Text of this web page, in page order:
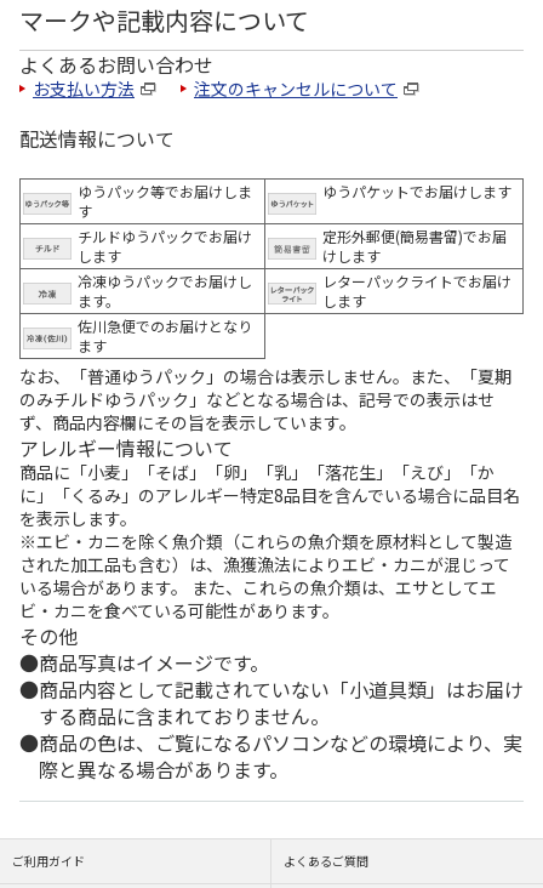
マークや記載内容について
よくあるお問い合わせ
お支払い方法 注文のキャンセルについて
配送情報について
ゆうパック等でお届けしま
す
ゆうパケットでお届けします
チルドゆうパックでお届け
します
定形外郵便(簡易書留)でお届
けします
冷凍ゆうパックでお届けし
ます。
レターパックライトでお届け
します
佐川急便でのお届けとなり
ます
なお、「普通ゆうパック」の場合は表示しません。また、「夏期
のみチルドゆうパック」などとなる場合は、記号での表示はせ
ず、商品内容欄にその旨を表示しています。
アレルギー情報について
商品に「小麦」「そば」「卵」「乳」「落花生」「えび」「か
に」「くるみ」のアレルギー特定8品目を含んでいる場合に品目名
を表示します。
※エビ・カニを除く魚介類（これらの魚介類を原材料として製造
された加工品も含む）は、漁獲漁法によりエビ・カニが混じって
いる場合があります。 また、これらの魚介類は、エサとしてエ
ビ・カニを食べている可能性があります。
その他
商品写真はイメージです。
商品内容として記載されていない「小道具類」はお届け
する商品に含まれておりません。
商品の色は、ご覧になるパソコンなどの環境により、実
際と異なる場合があります。
ご利用ガイド よくあるご質問